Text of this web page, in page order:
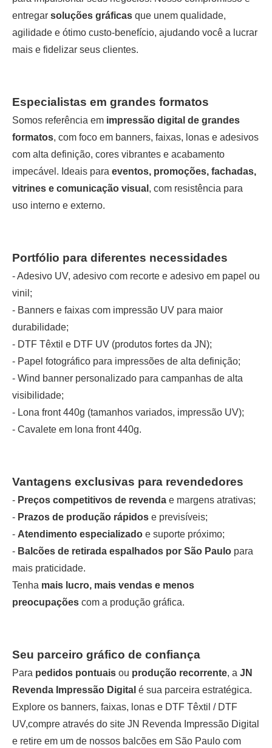
entregar soluções gráficas que unem qualidade,
agilidade e ótimo custo-benefício, ajudando você a lucrar
mais e fidelizar seus clientes.
Especialistas em grandes formatos
Somos referência em impressão digital de grandes
formatos, com foco em banners, faixas, lonas e adesivos
com alta definição, cores vibrantes e acabamento
impecável. Ideais para eventos, promoções, fachadas,
vitrines e comunicação visual , com resistência para
uso interno e externo.
Portfólio para diferentes necessidades
- Adesivo UV, adesivo com recorte e adesivo em papel ou
vinil;
- Banners e faixas com impressão UV para maior
durabilidade;
- DTF Têxtil e DTF UV (produtos fortes da JN);
- Papel fotográfico para impressões de alta definição;
- Wind banner personalizado para campanhas de alta
visibilidade;
- Lona front 440g (tamanhos variados, impressão UV);
- Cavalete em lona front 440g.
Vantagens exclusivas para revendedores
- Preços competitivos de revenda e margens atrativas;
- Prazos de produção rápidos e previsíveis;
- Atendimento especializado e suporte próximo;
- Balcões de retirada espalhados por São Paulo para
mais praticidade.
Tenha mais lucro, mais vendas e menos
preocupações com a produção gráfica.
Seu parceiro gráfico de confiança
Para pedidos pontuais ou produção recorrente, a JN
Revenda Impressão Digital é sua parceira estratégica.
Explore os banners, faixas, lonas e DTF Têxtil / DTF
UV,compre através do site JN Revenda Impressão Digital
e retire em um de nossos balcões em São Paulo com